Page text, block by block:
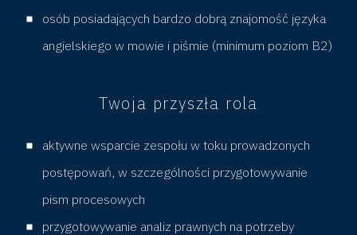
S
r
s
osób posiadających bardzo dobrą znajomość języka
angielskiego w mowie i piśmie (minimum poziom B2)
Twoja przyszła rola
aktywne wsparcie zespołu w toku prowadzonych
postępowań, w szczególności przygotowywanie
pism procesowych
przygotowywanie analiz prawnych na potrzeby